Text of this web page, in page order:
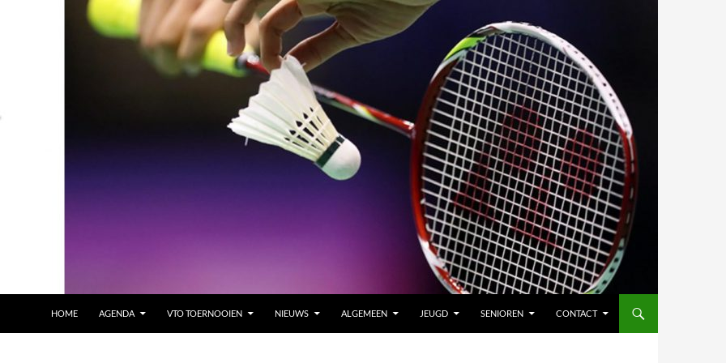
HOME AGENDA VTO TOERNOOIEN NIEUWS ALGEMEEN JEUGD SENIOREN CONTACT